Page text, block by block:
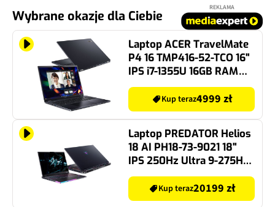
Wybrane okazje dla Ciebie
REKLAMA
Laptop ACER TravelMate
P4 16 TMP416-52-TCO 16"
IPS i7-1355U 16GB RAM
RTX2050 Windows 11
Professional
Kup teraz4999 zł
Laptop PREDATOR Helios
18 AI PH18-73-9021 18"
IPS 250Hz Ultra 9-275HX
GeForce RTX5080 DLSS 4
Windows 11 Home,
Kup teraz20199 zł